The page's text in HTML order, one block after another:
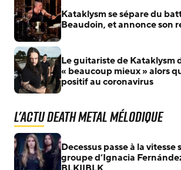
Kataklysm se sépare du
Beaudoin, et annonce son
Le guitariste de Kataklysm
« beaucoup mieux » alors
positif au coronavirus
L'actu Death Metal Mélodique
Decessus passe à la vitesse
groupe d’Ignacia